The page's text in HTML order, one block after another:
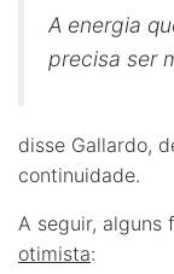
A energia
precisa ser
disse Gallardo,
continuidade.
A seguir, alguns
otimista: